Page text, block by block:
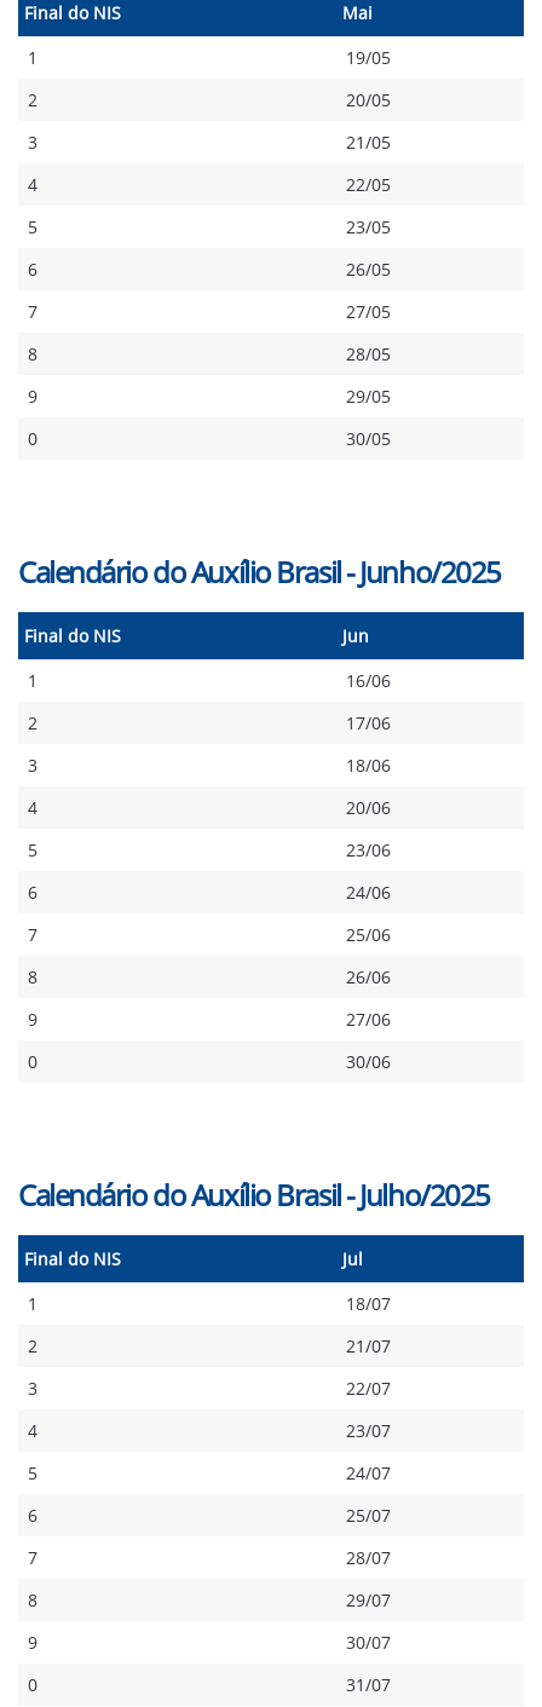
Final do NIS
Mai
1
19/05
2
20/05
3
21/05
4
22/05
5
23/05
6
26/05
7
27/05
8
28/05
9
29/05
0
30/05
Calendário do Auxílio Brasil - Junho/2025
Final do NIS
Jun
1
16/06
2
17/06
3
18/06
4
20/06
5
23/06
6
24/06
7
25/06
8
26/06
9
27/06
0
30/06
Calendário do Auxílio Brasil - Julho/2025
Final do NIS
Jul
1
18/07
2
21/07
3
22/07
4
23/07
5
24/07
6
25/07
7
28/07
8
29/07
9
30/07
0
31/07